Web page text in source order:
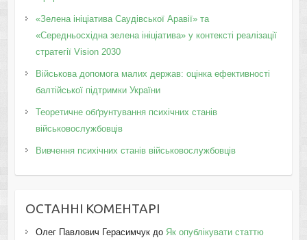
«Зелена ініціатива Саудівської Аравії» та
«Середньосхідна зелена ініціатива» у контексті реалізації
стратегії Vision 2030
Військова допомога малих держав: оцінка ефективності
балтійської підтримки України
Теоретичне обґрунтування психічних станів
військовослужбовців
Вивчення психічних станів військовослужбовців
ОСТАННІ КОМЕНТАРІ
Олег Павлович Герасимчукдо Як опублікувати статтю